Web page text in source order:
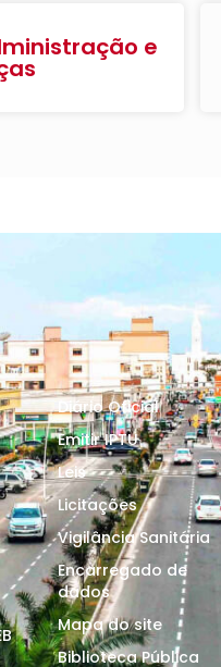
e
Diário Oficial
Emitir IPTU
Leis
Licitações
Vigilância Sanitária
Encarregado de
dados
Mapa do site
Biblioteca Pública